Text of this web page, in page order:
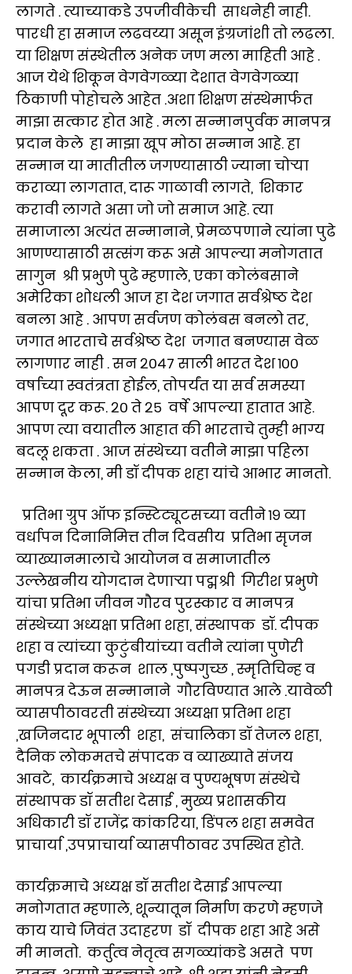
लागते . त्याच्याकडे उपजीवीकेची साधनेही नाही.
पारधी हा समाज लढवय्या असून इंग्रजांशी तो लढला.
या शिक्षण संस्थेतील अनेक जण मला माहिती आहे .
आज येथे शिकून वेगवेगळ्या देशात वेगवेगळ्या
ठिकाणी पोहोचले आहेत .अशा शिक्षण संस्थेमार्फत
माझा सत्कार होत आहे . मला सन्मानपुर्वक मानपत्र
प्रदान केले हा माझा खूप मोठा सन्मान आहे. हा
सन्मान या मातीतील जगण्यासाठी ज्याना चोऱ्या
कराव्या लागतात, दारू गाळावी लागते, शिकार
करावी लागते असा जो जो समाज आहे. त्या
समाजाला अत्यंत सन्मानाने, प्रेमळपणाने त्यांना पुढे
आणण्यासाठी सत्संग करू असे आपल्या मनोगतात
सागुन श्री प्रभुणे पुढे म्हणाले, एका कोलंबसाने
अमेरिका शोधली आज हा देश जगात सर्वश्रेष्ठ देश
बनला आहे . आपण सर्वजण कोलंबस बनलो तर,
जगात भारताचे सर्वश्रेष्ठ देश जगात बनण्यास वेळ
लागणार नाही . सन २०४७ साली भारत देश १००
वर्षाच्या स्वतंत्रता होईल, तोपर्यंत या सर्व समस्या
आपण दूर करू. २० ते २५ वर्षे आपल्या हातात आहे.
आपण त्या वयातील आहात की भारताचे तुम्ही भाग्य
बदलू शकता . आज संस्थेच्या वतीने माझा पहिला
सन्मान केला, मी डॉ दीपक शहा यांचे आभार मानतो.
प्रतिभा ग्रुप ऑफ इन्स्टिट्यूटसच्या वतीने १९ व्या
वर्धापन दिनानिमित्त तीन दिवसीय प्रतिभा सृजन
व्याख्यानमालाचे आयोजन व समाजातील
उल्लेखनीय योगदान देणाऱ्या पद्मश्री गिरीश प्रभुणे
यांचा प्रतिभा जीवन गौरव पुरस्कार व मानपत्र
संस्थेच्या अध्यक्षा प्रतिभा शहा, संस्थापक डॉ. दीपक
शहा व त्यांच्या कुटुंबीयांच्या वतीने त्यांना पुणेरी
पगडी प्रदान करून शाल ,पुष्पगुच्छ , स्मृतिचिन्ह व
मानपत्र देऊन सन्मानाने गौरविण्यात आले .यावेळी
व्यासपीठावरती संस्थेच्या अध्यक्षा प्रतिभा शहा
,खजिनदार भूपाली शहा, संचालिका डॉ तेजल शहा,
दैनिक लोकमतचे संपादक व व्याख्याते संजय
आवटे, कार्यक्रमाचे अध्यक्ष व पुण्यभूषण संस्थेचे
संस्थापक डॉ सतीश देसाई , मुख्य प्रशासकीय
अधिकारी डॉ राजेंद्र कांकरिया, डिंपल शहा समवेत
प्राचार्या ,उपप्राचार्या व्यासपीठावर उपस्थित होते.
कार्यक्रमाचे अध्यक्ष डॉ सतीश देसाई आपल्या
मनोगतात म्हणाले, शून्यातून निर्माण करणे म्हणजे
काय याचे जिवंत उदाहरण डॉ दीपक शहा आहे असे
मी मानतो. कर्तुत्व नेतृत्व सगळ्यांकडे असते पण